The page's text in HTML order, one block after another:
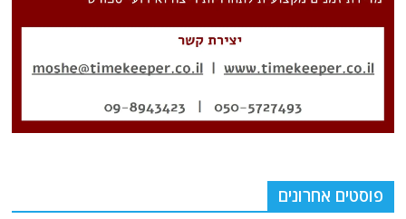
פוסטים אחרונים